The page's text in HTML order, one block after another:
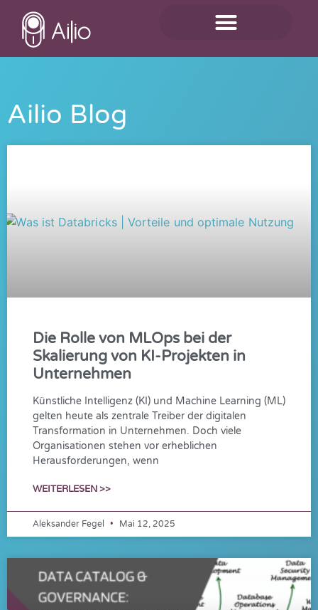
Ailio Blog
Die Rolle von MLOps bei der
Skalierung von KI-Projekten in
Unternehmen
Künstliche Intelligenz (KI) und Machine Learning (ML)
gelten heute als zentrale Treiber der digitalen
Transformation in Unternehmen. Doch viele
Organisationen stehen vor erheblichen
Herausforderungen, wenn
WEITERLESEN >>
Aleksander Fegel Mai 12, 2025